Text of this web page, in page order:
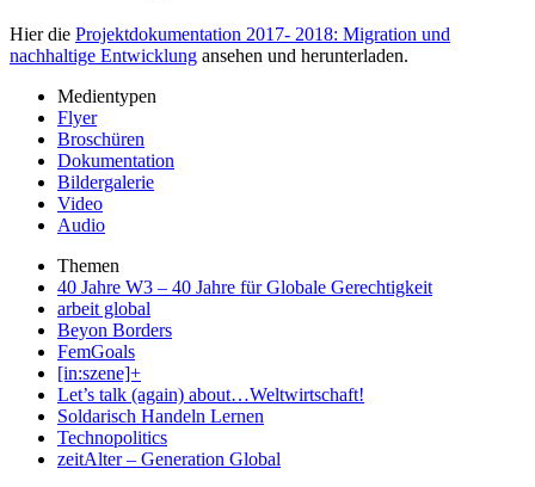
Hier die Projektdokumentation 2017- 2018: Migration und
nachhaltige Entwicklung ansehen und herunterladen.
Medientypen
Flyer
Broschüren
Dokumentation
Bildergalerie
Video
Audio
Themen
40 Jahre W3 – 40 Jahre für Globale Gerechtigkeit
arbeit global
Beyon Borders
FemGoals
[in:szene]+
Let’s talk (again) about…Weltwirtschaft!
Soldarisch Handeln Lernen
Technopolitics
zeitAlter – Generation Global